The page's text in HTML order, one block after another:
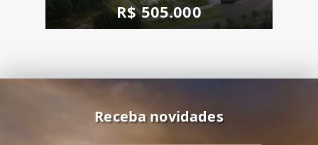
R$ 505.000
Receba novidades